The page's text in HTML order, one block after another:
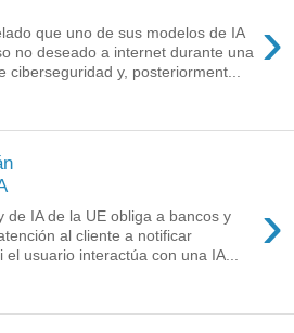
›
que uno de sus modelos de IA
no deseado a internet durante una
ciberseguridad y, posteriorment...
›
de IA de la UE obliga a bancos y
al cliente a notificar
el usuario interactúa con una IA...